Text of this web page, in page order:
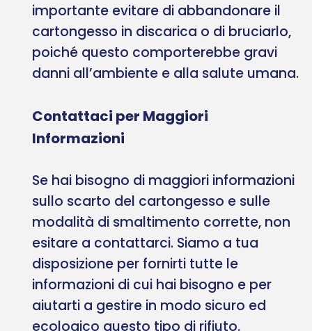
importante evitare di abbandonare il
cartongesso in discarica o di bruciarlo,
poiché questo comporterebbe gravi
danni all’ambiente e alla salute umana.
Contattaci per Maggiori
Informazioni
Se hai bisogno di maggiori informazioni
sullo scarto del cartongesso e sulle
modalità di smaltimento corrette, non
esitare a contattarci. Siamo a tua
disposizione per fornirti tutte le
informazioni di cui hai bisogno e per
aiutarti a gestire in modo sicuro ed
ecologico questo tipo di rifiuto.